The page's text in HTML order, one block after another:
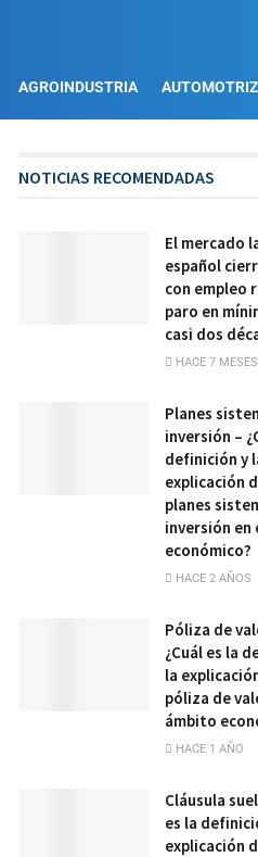
AGROINDUSTRIA AUTOMOTRIZ
NOTICIAS RECOMENDADAS
El mercado
español
con empleo
paro en
casi dos
HACE 7 MESES
Planes
inversión –
definición y
explicación
planes
inversión en
económico?
HACE 2 AÑOS
Póliza de
¿Cuál es la
la
póliza de
ámbito
HACE 1 AÑO
Cláusula
es la
explicación